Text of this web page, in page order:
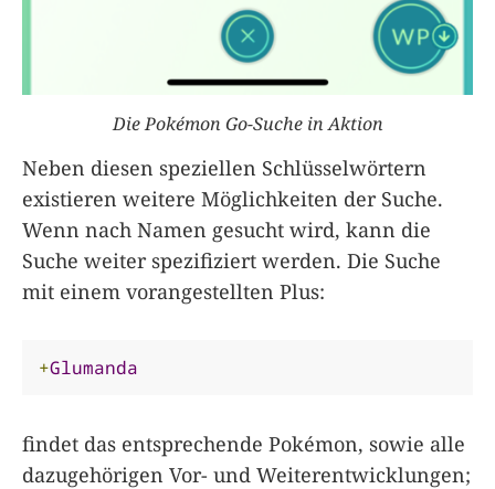
Die Pokémon Go-Suche in Aktion
Neben diesen speziellen Schlüsselwörtern
existieren weitere Möglichkeiten der Suche.
Wenn nach Namen gesucht wird, kann die
Suche weiter spezifiziert werden. Die Suche
mit einem vorangestellten Plus:
+Glumanda
findet das entsprechende Pokémon, sowie alle
dazugehörigen Vor- und Weiterentwicklungen;